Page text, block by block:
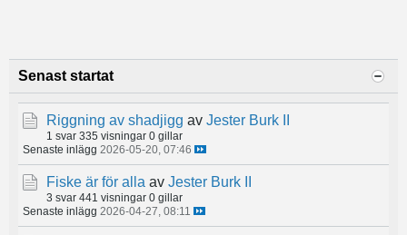
Senast startat
Riggning av shadjigg av Jester Burk II
1 svar 335 visningar 0 gillar
Senaste inlägg 2026-05-20, 07:46
Fiske är för alla av Jester Burk II
3 svar 441 visningar 0 gillar
Senaste inlägg 2026-04-27, 08:11